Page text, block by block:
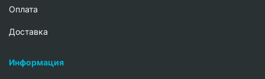
Oплата
Доставка
Информация